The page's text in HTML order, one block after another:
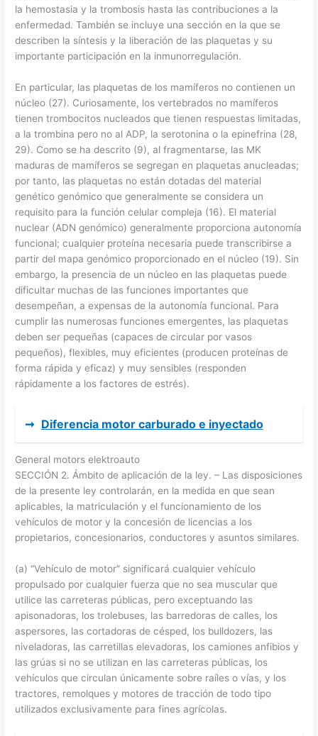
la hemostasia y la trombosis hasta las contribuciones a la
enfermedad. También se incluye una sección en la que se
describen la síntesis y la liberación de las plaquetas y su
importante participación en la inmunorregulación.
En particular, las plaquetas de los mamíferos no contienen un
núcleo (27). Curiosamente, los vertebrados no mamíferos
tienen trombocitos nucleados que tienen respuestas limitadas,
a la trombina pero no al ADP, la serotonina o la epinefrina (28,
29). Como se ha descrito (9), al fragmentarse, las MK
maduras de mamíferos se segregan en plaquetas anucleadas;
por tanto, las plaquetas no están dotadas del material
genético genómico que generalmente se considera un
requisito para la función celular compleja (16). El material
nuclear (ADN genómico) generalmente proporciona autonomía
funcional; cualquier proteína necesaria puede transcribirse a
partir del mapa genómico proporcionado en el núcleo (19). Sin
embargo, la presencia de un núcleo en las plaquetas puede
dificultar muchas de las funciones importantes que
desempeñan, a expensas de la autonomía funcional. Para
cumplir las numerosas funciones emergentes, las plaquetas
deben ser pequeñas (capaces de circular por vasos
pequeños), flexibles, muy eficientes (producen proteínas de
forma rápida y eficaz) y muy sensibles (responden
rápidamente a los factores de estrés).
➞ Diferencia motor carburado e inyectado
General motors elektroauto
SECCIÓN 2. Ámbito de aplicación de la ley. – Las disposiciones
de la presente ley controlarán, en la medida en que sean
aplicables, la matriculación y el funcionamiento de los
vehículos de motor y la concesión de licencias a los
propietarios, concesionarios, conductores y asuntos similares.
(a) “Vehículo de motor” significará cualquier vehículo
propulsado por cualquier fuerza que no sea muscular que
utilice las carreteras públicas, pero exceptuando las
apisonadoras, los trolebuses, las barredoras de calles, los
aspersores, las cortadoras de césped, los bulldozers, las
niveladoras, las carretillas elevadoras, los camiones anfibios y
las grúas si no se utilizan en las carreteras públicas, los
vehículos que circulan únicamente sobre raíles o vías, y los
tractores, remolques y motores de tracción de todo tipo
utilizados exclusivamente para fines agrícolas.